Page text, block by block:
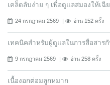
เคล็ดลับง่าย ๆ เพื่อดูแลสมองให้เ
24 กรกฎาคม 2569 อ่าน 152 ครั้ง
เทคนิคสำหรับผู้ดูแลในการสื่อสาร
9 กรกฎาคม 2569 อ่าน 258 ครั้ง
เนื้องอกต่อมลูกหมาก